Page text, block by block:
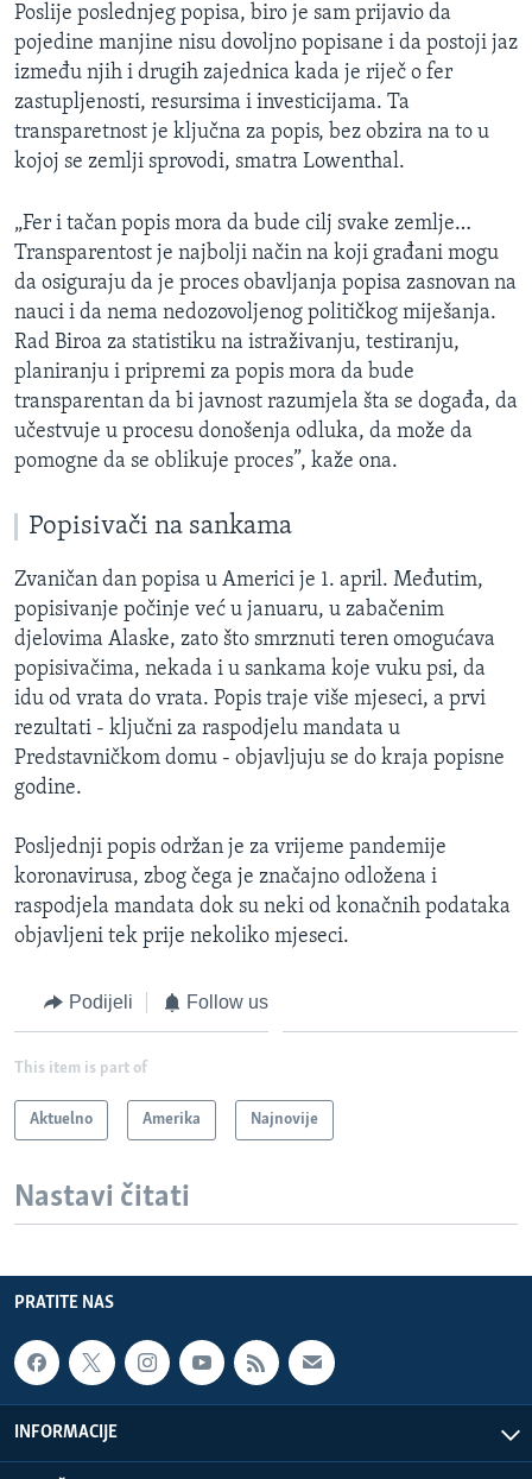
Poslije poslednjeg popisa, biro je sam prijavio da
pojedine manjine nisu dovoljno popisane i da postoji jaz
između njih i drugih zajednica kada je riječ o fer
zastupljenosti, resursima i investicijama. Ta
transparetnost je ključna za popis, bez obzira na to u
kojoj se zemlji sprovodi, smatra Lowenthal.
„Fer i tačan popis mora da bude cilj svake zemlje…
Transparentost je najbolji način na koji građani mogu
da osiguraju da je proces obavljanja popisa zasnovan na
nauci i da nema nedozovoljenog političkog miješanja.
Rad Biroa za statistiku na istraživanju, testiranju,
planiranju i pripremi za popis mora da bude
transparentan da bi javnost razumjela šta se događa, da
učestvuje u procesu donošenja odluka, da može da
pomogne da se oblikuje proces”, kaže ona.
Popisivači na sankama
Zvaničan dan popisa u Americi je 1. april. Međutim,
popisivanje počinje već u januaru, u zabačenim
djelovima Alaske, zato što smrznuti teren omogućava
popisivačima, nekada i u sankama koje vuku psi, da
idu od vrata do vrata. Popis traje više mjeseci, a prvi
rezultati - ključni za raspodjelu mandata u
Predstavničkom domu - objavljuju se do kraja popisne
godine.
Posljednji popis održan je za vrijeme pandemije
koronavirusa, zbog čega je značajno odložena i
raspodjela mandata dok su neki od konačnih podataka
objavljeni tek prije nekoliko mjeseci.
Podijeli Follow us
This item is part of
Aktuelno Amerika Najnovije
Nastavi čitati
PRATITE NAS
INFORMACIJE